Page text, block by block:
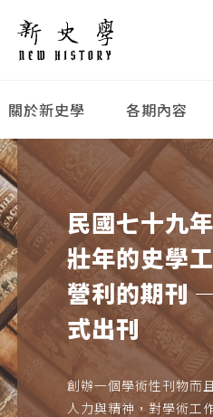
關於新史學 各期內容
民國七十九
壯年的史學
營利的期刊
式出刊
創辦一個學術性刊物而
人力與精神，對學術工